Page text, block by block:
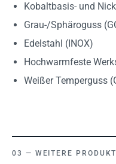
Kobaltbasis- und
Grau-/Sphäroguss
Edelstahl (INOX)
Hochwarmfeste
Weißer Temperguss
WEITERE